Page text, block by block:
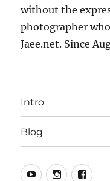
without the
photographer
Jaee.net. Since
Intro
Blog
YouTubeInstagram